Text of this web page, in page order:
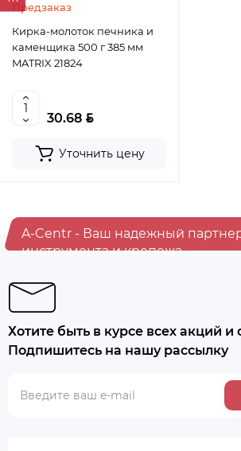
Предзаказ
Кирка-молоток печника и
каменщика 500 г 385 мм
MATRIX 21824
30.68 BYN
Уточнить цену
A-Centr - Ваш надежный
инструмента и крепежа
Хотите быть в курсе всех акций и
Подпишитесь на нашу рассылку